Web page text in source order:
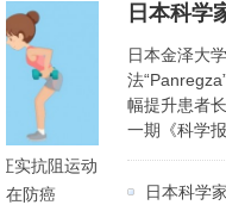
实抗阻运动
在防癌
日本科学
日本金泽大
法
幅提升患者
一期《科学报
日本科学